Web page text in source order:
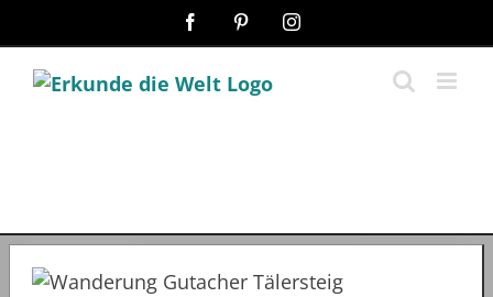
Inhalt
springen
FacebookPinterestInstagram